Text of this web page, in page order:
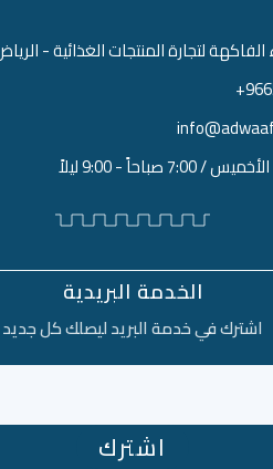
لتجارة المنتجات الغذائية -
صباحاً - 9:00 ليلاً
الخدمة البريدية
اشترك في خدمة البريد ليصلك كل جديد
اشترك